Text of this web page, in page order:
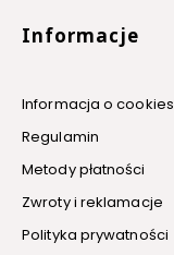
Informacje
Informacja o cookies
Regulamin
Metody płatności
Zwroty i reklamacje
Polityka prywatności